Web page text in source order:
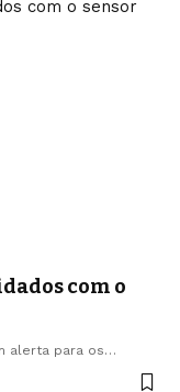
com o
alerta para os…